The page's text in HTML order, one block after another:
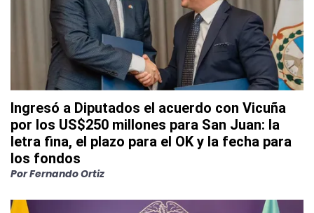
Ingresó a Diputados el acuerdo con Vicuña
por los US$250 millones para San Juan: la
letra fina, el plazo para el OK y la fecha para
los fondos
PorFernando Ortiz